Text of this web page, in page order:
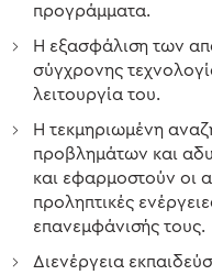
προγράμματα.
Η εξασφάλιση των
σύγχρονης
λειτουργία του.
Η τεκμηριωμένη
προβλημάτων και
και εφαρμοστούν οι
προληπτικές
επανεμφάνισής τους.
Διενέργεια